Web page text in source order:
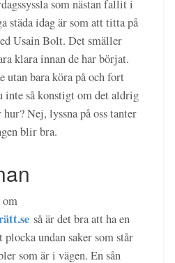
som nästan fallit i
städa idag är som att titta på
Usain Bolt. Det smäller
klara innan de har börjat.
utan bara köra på och fort
inte så konstigt om det aldrig
Nej, lyssna på oss tanter
blir bra.
om
så är det bra att ha en
undan saker som står
som är i vägen. En sån